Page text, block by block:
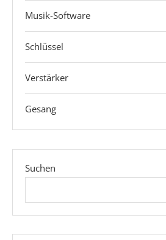
Suchen
Musik-Software
Schlüssel
Verstärker
Gesang